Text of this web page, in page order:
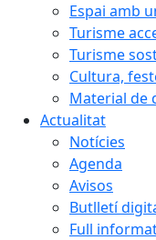
Espai amb
Turisme
Turisme
Cultura,
Material de
Actualitat
Notícies
Agenda
Avisos
Butlletí
Full